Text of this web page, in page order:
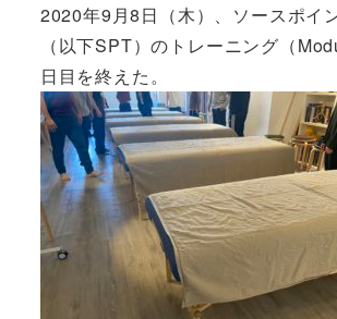
2020年9月8日（木）、ソースポイ
（以下SPT）のトレーニング（
日目を終えた。